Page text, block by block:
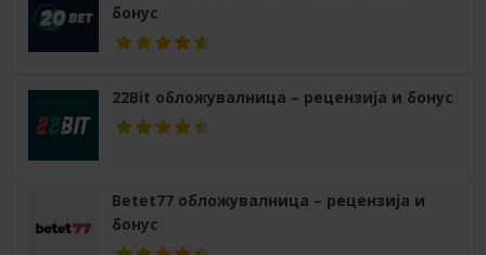
бонус
22Bit обложувалница – рецензија и бонус
Betet77 обложувалница – рецензија и
бонус